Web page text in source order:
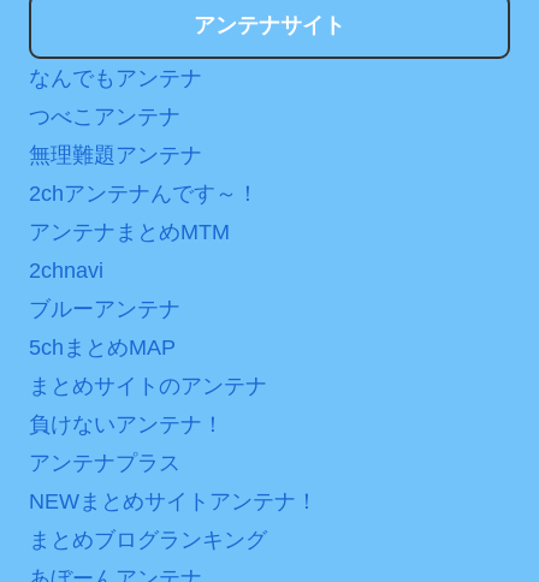
もはこの絵の意味がすぐに
分からないらしい
日本が北朝鮮に辛勝し二
次予選3連勝も、海外ファン
内容の後半」「今日の森保
はチキン」
七ツ森りり ご令嬢と召使
いの禁断の恋…1日だけ許さ
れた夫婦としての時間をひ
Powered by livedoor 相
互RSS
円の課金チケに
海外「日本よ、お前がナ
ンが“まんまジャニーズ”とフ
アンテナサイト
なんでもアンテナ
つべこアンテナ
無理難題アンテナ
2chアンテナんです～！
アンテナまとめMTM
2chnavi
ブルーアンテナ
5chまとめMAP
まとめサイトのアンテナ
負けないアンテナ！
アンテナプラス
NEWまとめサイトアンテナ！
まとめブログランキング